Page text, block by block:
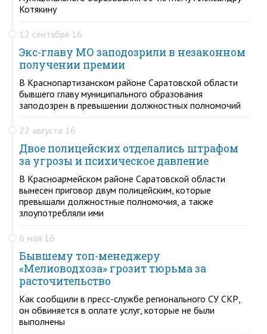
Котякину
12 сентября 16
Экс-главу МО заподозрили в незаконном
получении премии
В Краснопартизанском районе Саратовской области
бывшего главу муниципального образования
заподозрен в превышении должностных полномочий
22 августа 16
Двое полицейских отделались штрафом
за угрозы и психическое давление
В Красноармейском районе Саратовской области
вынесен приговор двум полицейским, которые
превышали должностные полномочия, а также
злоупотребляли ими
6 мая 16
Бывшему топ-менеджеру
«Мелиоводхоза» грозит тюрьма за
расточительство
Как сообщили в пресс-службе регионального СУ СКР,
он обвиняется в оплате услуг, которые не были
выполнены